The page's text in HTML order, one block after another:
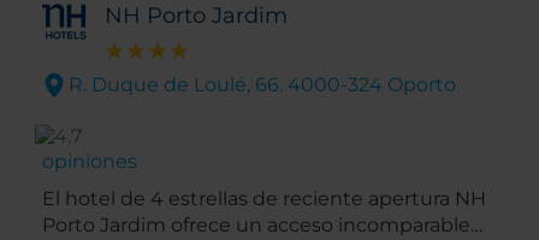
NH Porto Jardim
R. Duque de Loulé, 66. 4000-324 Oporto
opiniones
El hotel de 4 estrellas de reciente apertura NH
Porto Jardim ofrece un acceso incomparable a